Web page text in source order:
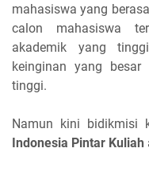
mahasiswa yang
calon mahasiswa
akademik yang
keinginan yang besar
tinggi.
Namun kini bidikmisi
Indonesia Pintar Kuliah